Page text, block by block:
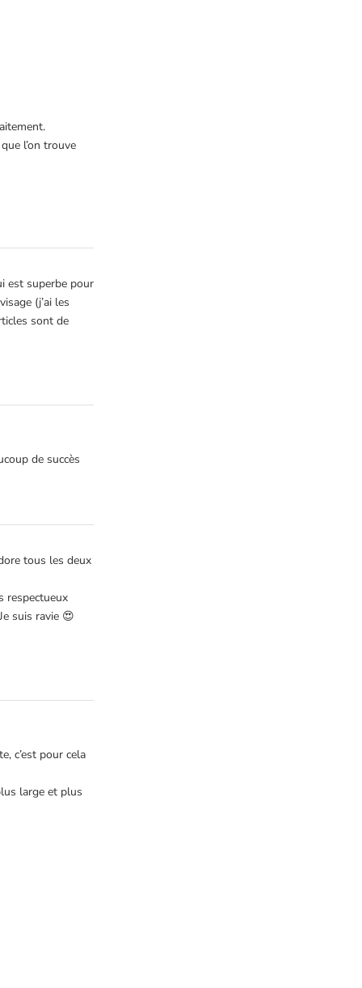
l’on trouve
est superbe pour
(j’ai les
sont de
de succès
tous les deux
respectueux
suis ravie 😍
c’est pour cela
large et plus